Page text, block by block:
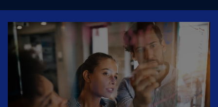
n
n
o
u
v
o
n
g